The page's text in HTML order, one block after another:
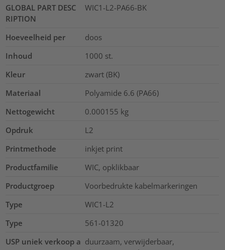
GLOBAL PART DESC
RIPTION
WIC1-L2-PA66-BK
Hoeveelheid per
doos
Inhoud
1000 st.
Kleur
zwart (BK)
Materiaal
Polyamide 6.6 (PA66)
Nettogewicht
0.000155 kg
Opdruk
L2
Printmethode
inkjet print
Productfamilie
WIC, opklikbaar
Productgroep
Voorbedrukte kabelmarkeringen
Type
WIC1-L2
Type
561-01320
USP uniek verkoop a duurzaam, verwijderbaar,